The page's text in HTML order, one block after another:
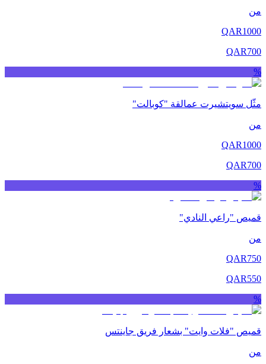
من
QAR1000
QAR700
%
مثّل سويتشيرت عمالقة "كوبالت"
من
QAR1000
QAR700
%
قميص "راعي النادي"
من
QAR750
QAR550
%
قميص "فلات وايت" بشعار فريق جاينتس
من